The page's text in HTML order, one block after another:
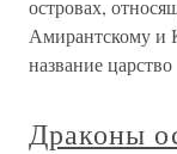
островах,
Амирантскому и
название царство
Драконы